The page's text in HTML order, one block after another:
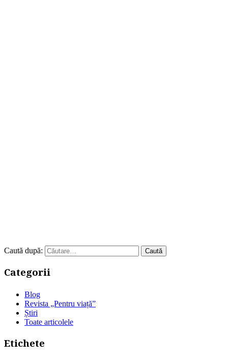
Caută după:
Categorii
Blog
Revista „Pentru viață”
Știri
Toate articolele
Etichete